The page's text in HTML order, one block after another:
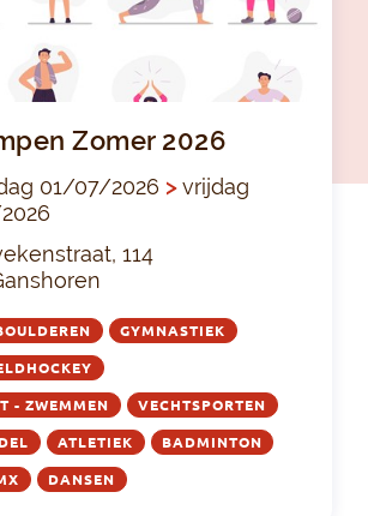
Zomer 2026
01/07/2026 >vrijdag
114
GYMNASTIEK
- ZWEMMEN VECHTSPORTEN
ATLETIEK BADMINTON
DANSEN